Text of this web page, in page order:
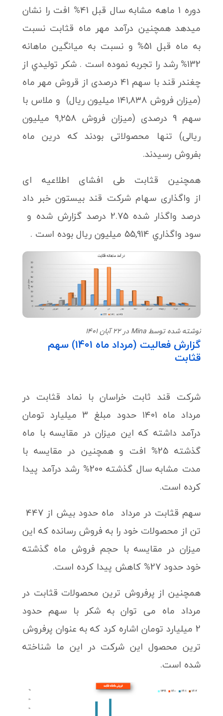
دوره 1 ماهه مشابه سال قبل 41% افت را نشان
میدهد همچنین درآمد مهر ماه قثابت نسبت
به ماه قبل 51% و نسبت به میانگین ماهانه
132% رشد را تجربه نموده است . شکر توليدي از
چغندر قند با سهم 41 درصدی از قروش مهر ماه
(میزان فروش ۱۴۱,۸۳۸ میلیون ریال) و ملاس با
سهم 9 درصدی (میزان فروش ۹,۲۵۸ میلیون
ریالی) تنها محصولاتی بودند که درین ماه
بفروش رسیدند.
همچنین قثابت طی افشای اطلاعیه ای
از واگذاری سهام شركت قند بیستون خبر داد
درصد واگذار شده 2.75 درصد گزارش شده و
سود واگذاري 55,914 میلیون ریال بوده است .
نوشته شده توسط Mina در 22 آبان 1401
گزارش فعالیت (مرداد ماه 1401) سهم
قثابت
شرکت قند ثابت خراسان با نماد قثابت در
مرداد ماه ۱۴۰1 حدود مبلغ 3 میلیارد تومان
درآمد داشته که این میزان در مقایسه با ماه
گذشته 25% افت و همچنین در مقایسه با
مدت مشابه سال گذشته 200% رشد درآمد پیدا
کرده است.
تن از محصولات خود را به فروش رسانده که این
میزان در مقایسه با حجم فروش ماه گذشته
خود حدود 27% کاهش پیدا کرده است.
همچنین از پرفروش ترین محصولات قثابت در
مرداد ماه می توان به شکر با سهم حدود
2 میلیارد تومان اشاره کرد که به عنوان پرفروش
ترین محصول این شرکت در این ما شناخته
شده است.